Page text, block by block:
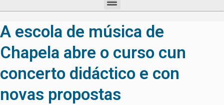
A escola de música de
Chapela abre o curso cun
concerto didáctico e con
novas propostas